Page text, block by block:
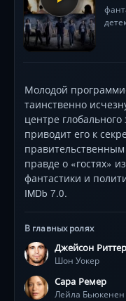
Молодой
таинственно
центре
приводит его к
правде о «гостях»
фантастики и
IMDb 7.0.
В главных ролях
Джейсон Риттер
Шон Уокер
Сара Ремер
Лейла Бьюкенен